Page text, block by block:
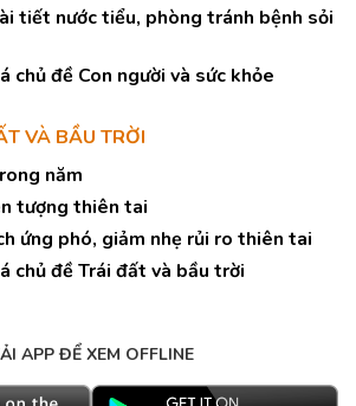
tiết nước tiểu, phòng tránh bệnh sỏi
chủ đề Con người và sức khỏe
VÀ BẦU TRỜI
năm
tượng thiên tai
ứng phó, giảm nhẹ rủi ro thiên tai
chủ đề Trái đất và bầu trời
APP ĐỂ XEM OFFLINE